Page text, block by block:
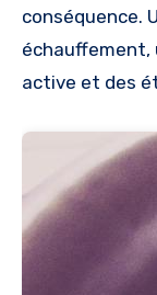
conséquence.
échauffement,
active et des